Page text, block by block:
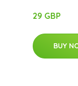
29 GBP
BUY